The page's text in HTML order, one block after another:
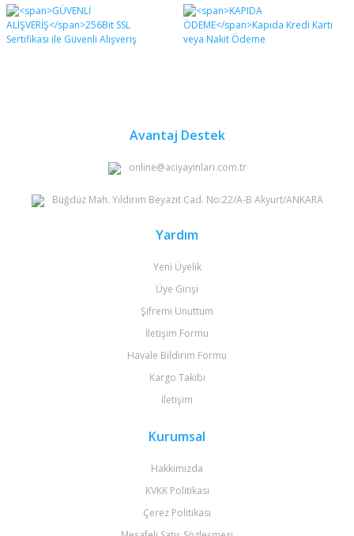
Yorum Yaz
Ürün resmi kalitesiz, bozuk veya görüntülenemiyor.
Ürün açıklamasında eksik bilgiler bulunuyor.
Avantaj Destek
online@aciyayinlari.com.tr
Büğdüz Mah. Yıldırım Beyazıt Cad. No:22/A-B Akyurt/ANKARA
Yardım
Yeni Üyelik
Üye Girişi
Şifremi Unuttum
İletişim Formu
Havale Bildirim Formu
Kargo Takibi
İletişim
Kurumsal
Hakkımızda
KVKK Politikası
Çerez Politikası